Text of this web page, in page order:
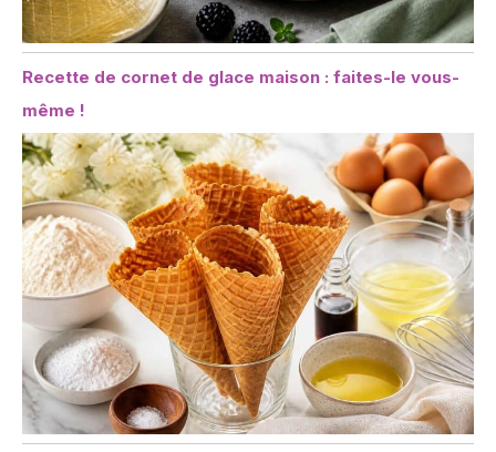
Recette de cornet de glace maison : faites-le vous-
même !